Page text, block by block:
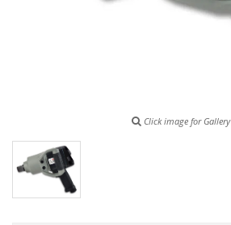
Click image for Gallery